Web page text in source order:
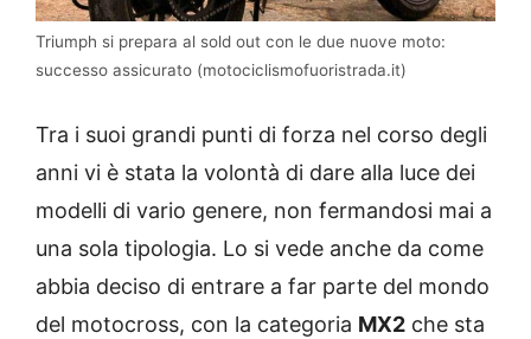
Triumph si prepara al sold out con le due nuove moto:
successo assicurato (motociclismofuoristrada.it)
Tra i suoi grandi punti di forza nel corso degli
anni vi è stata la volontà di dare alla luce dei
modelli di vario genere, non fermandosi mai a
una sola tipologia. Lo si vede anche da come
abbia deciso di entrare a far parte del mondo
del motocross, con la categoria MX2 che sta